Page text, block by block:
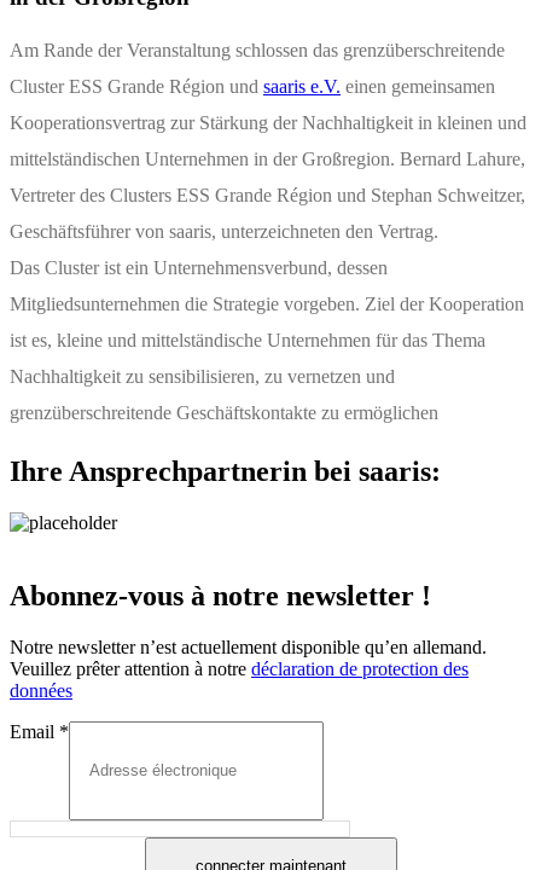
Am Rande der Veranstaltung schlossen das grenzüberschreitende
Cluster ESS Grande Région und saaris e.V. einen gemeinsamen
Kooperationsvertrag zur Stärkung der Nachhaltigkeit in kleinen und
mittelständischen Unternehmen in der Großregion. Bernard Lahure,
Vertreter des Clusters ESS Grande Région und Stephan Schweitzer,
Geschäftsführer von saaris, unterzeichneten den Vertrag.
Das Cluster ist ein Unternehmensverbund, dessen
Mitgliedsunternehmen die Strategie vorgeben. Ziel der Kooperation
ist es, kleine und mittelständische Unternehmen für das Thema
Nachhaltigkeit zu sensibilisieren, zu vernetzen und
grenzüberschreitende Geschäftskontakte zu ermöglichen
Ihre Ansprechpartnerin bei saaris:
Abonnez-vous à notre newsletter !
Notre newsletter n’est actuellement disponible qu’en allemand.
Veuillez prêter attention à notre déclaration de protection des
données
Email *
connecter maintenant